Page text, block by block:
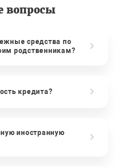
вопросы
средства по
родственникам?
кредита?
иностранную